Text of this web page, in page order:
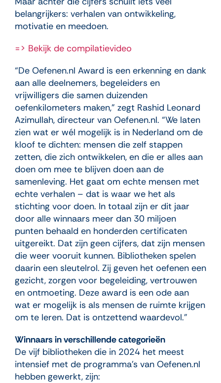
belangrijkers: verhalen van ontwikkeling,
motivatie en meedoen.
=> Bekijk de compilatievideo
“De Oefenen.nl Award is een erkenning en dank
aan alle deelnemers, begeleiders en
vrijwilligers die samen duizenden
oefenkilometers maken,” zegt Rashid Leonard
Azimullah, directeur van Oefenen.nl. “We laten
zien wat er wél mogelijk is in Nederland om de
kloof te dichten: mensen die zelf stappen
zetten, die zich ontwikkelen, en die er alles aan
doen om mee te blijven doen aan de
samenleving. Het gaat om echte mensen met
echte verhalen – dat is waar we het als
stichting voor doen. In totaal zijn er dit jaar
door alle winnaars meer dan 30 miljoen
punten behaald en honderden certificaten
uitgereikt. Dat zijn geen cijfers, dat zijn mensen
die weer vooruit kunnen. Bibliotheken spelen
daarin een sleutelrol. Zij geven het oefenen een
gezicht, zorgen voor begeleiding, vertrouwen
en ontmoeting. Deze award is een ode aan
wat er mogelijk is als mensen de ruimte krijgen
om te leren. Dat is ontzettend waardevol.”
Winnaars in verschillende categorieën
De vijf bibliotheken die in 2024 het meest
intensief met de programma’s van Oefenen.nl
hebben gewerkt, zijn: